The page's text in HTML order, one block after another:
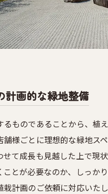
計画的な緑地整備
ものであることから、植
様ごとに理想的な緑地ス
て成長も見越した上で現
とが必要なのか、しっか
計画のご依頼に対応いた